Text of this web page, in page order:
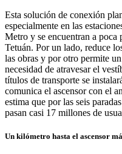
Esta solución de conexión
especialmente en las
Metro y se encuentran a poca
Tetuán. Por un lado, reduce
las obras y por otro permite
necesidad de atravesar el
títulos de transporte se
comunica el ascensor con el
estima que por las seis
pasan casi 17 millones de
Un kilómetro hasta el ascensor